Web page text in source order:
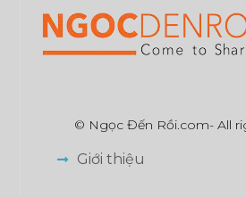
© Ngọc Đến Rồi.com- All
Giới thiệu